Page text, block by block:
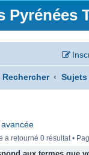
Pyrénées
Rechercher
a retourné 0 résultat •